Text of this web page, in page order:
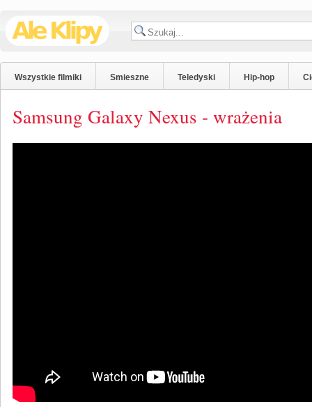
Wszystkie filmiki Smieszne Teledyski Hip-hop
Samsung Galaxy Nexus - wrażenia